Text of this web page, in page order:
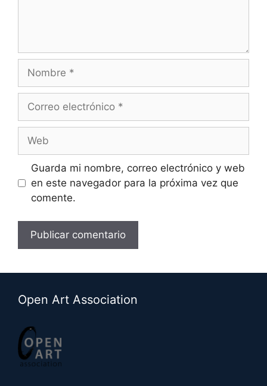
Nombre
Correo
Web
Guarda mi nombre, correo electrónico y web
en este navegador para la próxima vez que
comente.
l
e
n
a
t
Open Art Association